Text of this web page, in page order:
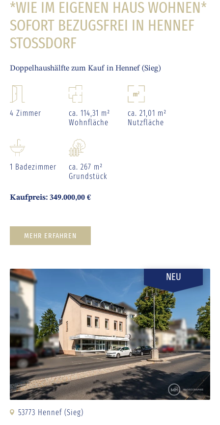
*WIE IM EIGENEN HAUS WOHNEN*
SOFORT BEZUGSFREI IN HENNEF
STOSSDORF
Doppelhaushälfte zum Kauf in Hennef (Sieg)
4 Zimmer
ca. 114,31 m²
Wohnfläche
ca. 21,01 m²
Nutzfläche
1 Badezimmer
ca. 267 m²
Grundstück
Kaufpreis: 349.000,00 €
MEHR ERFAHREN
NEU
53773 Hennef (Sieg)